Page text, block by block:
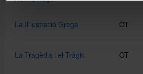
La Il·lustració Grega OT
La Tragèdia i el Tràgic OT